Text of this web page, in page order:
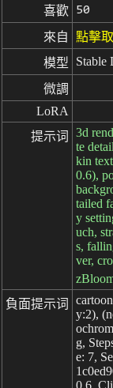
喜歡 50
來自 點擊
模型
Stable
微調
LoRA
提示词
3d
te
kin
0.6),
tailed
y
uch,
s,
ver,
負面提示词
y:2),
g,
e: 7,
0.6,